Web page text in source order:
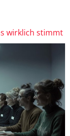
wirklich stimmt